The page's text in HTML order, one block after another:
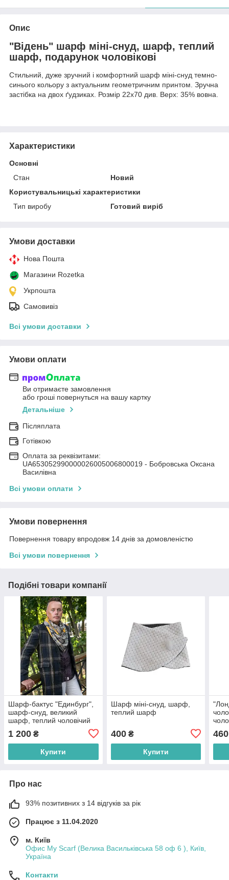
Опис
"Відень" шарф міні-снуд, шарф, теплий
шарф, подарунок чоловікові
Стильний, дуже зручний і комфортний шарф міні-снуд темно-
синього кольору з актуальним геометричним принтом. Зручна
застібка на двох ґудзиках. Розмір 22х70 див. Верх: 35% вовна.
Характеристики
Основні
Стан
Новий
Користувальницькі характеристики
Тип виробу
Готовий виріб
Умови доставки
Нова Пошта
Магазини Rozetka
Укрпошта
Самовивіз
Всі умови доставки
Умови оплати
Ви отримаєте замовлення
або гроші повернуться на вашу картку
Детальніше
Післяплата
Готівкою
Оплата за реквізитами:
UA653052990000026005006800019 - Бобровська Оксана
Василівна
Всі умови оплати
Умови повернення
Повернення товару впродовж 14 днів за домовленістю
Всі умови повернення
Подібні товари компанії
Шарф-бактус "Единбург",
шарф-снуд, великий
шарф, теплий чоловічий
чоловікові
1 200 ₴
Купити
Шарф міні-снуд, шарф,
теплий шарф
400₴
Купити
460
Про нас
93% позитивних з 14 відгуків за рік
Працює з 11.04.2020
м. Київ
Офис My Scarf (Велика Васильківська 58 оф 6 ), Київ,
Україна
Контакти